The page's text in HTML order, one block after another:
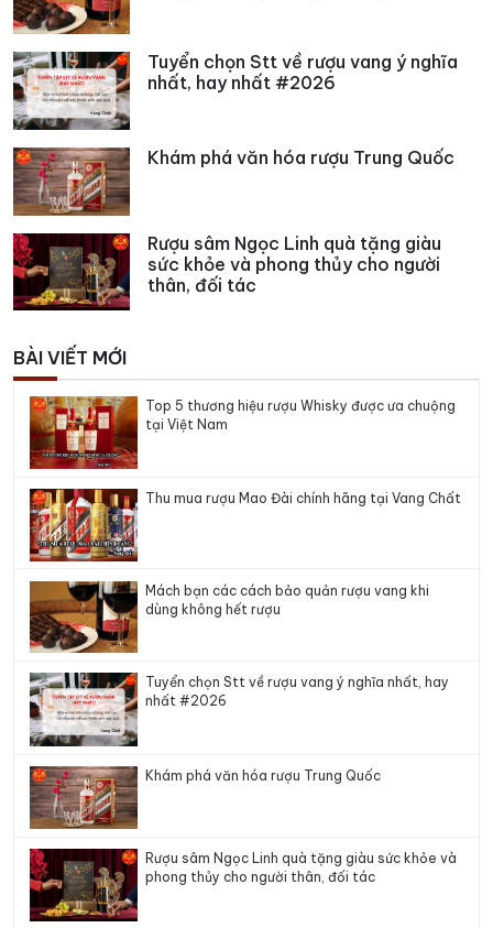
Tuyển chọn Stt về rượu vang ý nghĩa
nhất, hay nhất #2026
Khám phá văn hóa rượu Trung Quốc
Rượu sâm Ngọc Linh quà tặng giàu
sức khỏe và phong thủy cho người
thân, đối tác
BÀI VIẾT MỚI
Top 5 thương hiệu rượu Whisky được ưa chuộng
tại Việt Nam
Thu mua rượu Mao Đài chính hãng tại Vang Chất
Mách bạn các cách bảo quản rượu vang khi
dùng không hết rượu
Tuyển chọn Stt về rượu vang ý nghĩa nhất, hay
nhất #2026
Khám phá văn hóa rượu Trung Quốc
Rượu sâm Ngọc Linh quà tặng giàu sức khỏe và
phong thủy cho người thân, đối tác